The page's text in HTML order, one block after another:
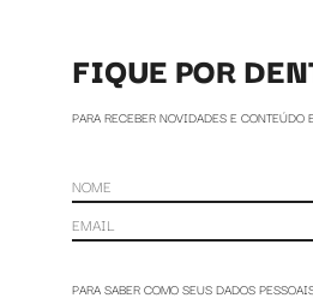
FIQUE POR
PARA RECEBER NOVIDADES E
PARA SABER COMO SEUS DADOS